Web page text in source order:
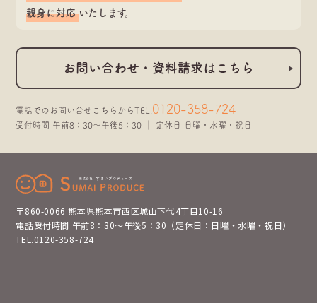
親身に対応いたします。
お問い合わせ・資料請求はこちら
電話でのお問い合せこちらからTEL. 0120-358-724
受付時間 午前8：30～午後5：30 ｜ 定休日 日曜・水曜・祝日
〒860-0066 熊本県熊本市西区城山下代4丁目10-16
電話受付時間 午前8：30～午後5：30（定休日：日曜・水曜・祝日）
TEL.0120-358-724